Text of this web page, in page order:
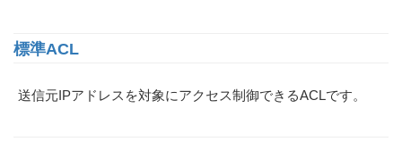
標準ACL
送信元IPアドレスを対象にアクセス制御できるACLです。